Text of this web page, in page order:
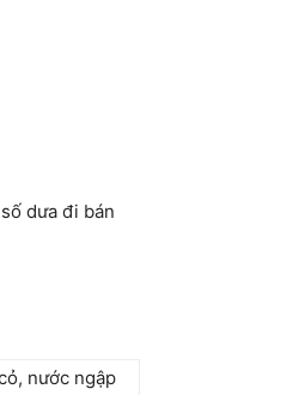
dưa đi bán
nước ngập